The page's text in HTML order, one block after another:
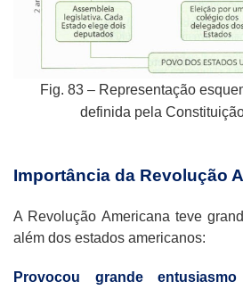
Fig. 83 – Representação
definida pela
Importância da Revolução
A Revolução Americana teve
além dos estados americanos:
Provocou grande